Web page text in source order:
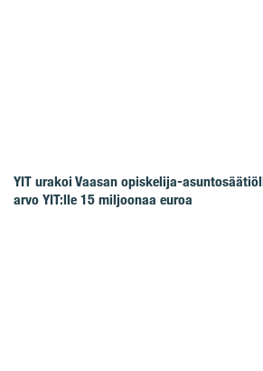
YIT urakoi Vaasan opiskelija-
arvo YIT:lle 15 miljoonaa euroa